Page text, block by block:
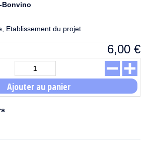
Bonvino
Etablissement du projet
6,00 €
Ajouter au panier